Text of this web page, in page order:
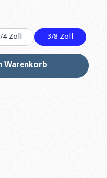
4 Zoll 3/8 Zoll
Wert
Warenkorb